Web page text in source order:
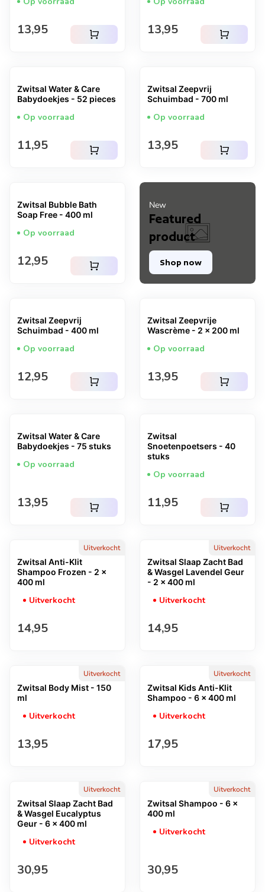
New
Featured
product
Shop now
Normale prijs
13,95 shopping_cart Normale prijs
13,95 shopping_cart
Zwitsal Water & Care
Babydoekjes - 52 pieces
Op voorraad
Normale prijs
11,95 shopping_cart
Zwitsal Zeepvrij
Schuimbad - 700 ml
Op voorraad
Normale prijs
13,95 shopping_cart
Zwitsal Bubble Bath
Soap Free - 400 ml
Op voorraad
Normale prijs
12,95 shopping_cart
Zwitsal Zeepvrij
Schuimbad - 400 ml
Op voorraad
Normale prijs
12,95 shopping_cart
Zwitsal Zeepvrije
Wascrème - 2 x 200 ml
Op voorraad
Normale prijs
13,95 shopping_cart
Zwitsal Water & Care
Babydoekjes - 75 stuks
Op voorraad
Normale prijs
13,95 shopping_cart
Zwitsal
Snoetenpoetsers - 40
stuks
Op voorraad
Normale prijs
11,95 shopping_cart
Uitverkocht
Zwitsal Anti-Klit
Shampoo Frozen - 2 x
400 ml
Uitverkocht
Normale prijs
14,95
Uitverkocht
Zwitsal Slaap Zacht Bad
& Wasgel Lavendel Geur
- 2 x 400 ml
Uitverkocht
Normale prijs
14,95
Uitverkocht
Zwitsal Body Mist - 150
ml
Uitverkocht
Normale prijs
13,95
Uitverkocht
Zwitsal Kids Anti-Klit
Shampoo - 6 x 400 ml
Uitverkocht
Normale prijs
17,95
Uitverkocht
Zwitsal Slaap Zacht Bad
& Wasgel Eucalyptus
Geur - 6 x 400 ml
Uitverkocht
Normale prijs
30,95
Uitverkocht
Zwitsal Shampoo - 6 x
400 ml
Uitverkocht
Normale prijs
30,95